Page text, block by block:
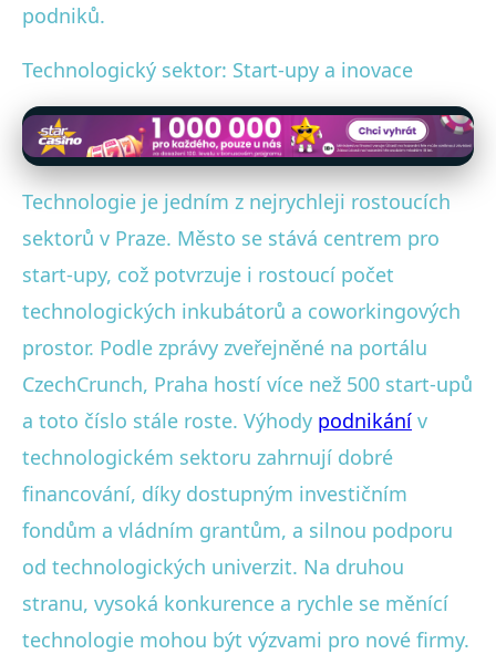
podniků.
Technologický sektor: Start-upy a inovace
Technologie je jedním z nejrychleji rostoucích
sektorů v Praze. Město se stává centrem pro
start-upy, což potvrzuje i rostoucí počet
technologických inkubátorů a coworkingových
prostor. Podle zprávy zveřejněné na portálu
CzechCrunch, Praha hostí více než 500 start-upů
a toto číslo stále roste. Výhody podnikání v
technologickém sektoru zahrnují dobré
financování, díky dostupným investičním
fondům a vládním grantům, a silnou podporu
od technologických univerzit. Na druhou
stranu, vysoká konkurence a rychle se měnící
technologie mohou být výzvami pro nové firmy.